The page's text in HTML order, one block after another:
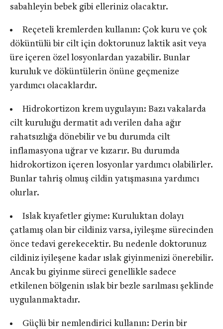
sabahleyin bebek gibi elleriniz olacaktır.
Reçeteli kremlerden kullanın: Çok kuru ve çok
döküntülü bir cilt için doktorunuz laktik asit veya
üre içeren özel losyonlardan yazabilir. Bunlar
kuruluk ve döküntülerin önüne geçmenize
yardımcı olacaklardır.
Hidrokortizon krem uygulayın: Bazı vakalarda
cilt kuruluğu dermatit adı verilen daha ağır
rahatsızlığa dönebilir ve bu durumda cilt
inflamasyona uğrar ve kızarır. Bu durumda
hidrokortizon içeren losyonlar yardımcı olabilirler.
Bunlar tahriş olmuş cildin yatışmasına yardımcı
olurlar.
Islak kıyafetler giyme: Kuruluktan dolayı
çatlamış olan bir cildiniz varsa, iyileşme sürecinden
önce tedavi gerekecektir. Bu nedenle doktorunuz
cildiniz iyileşene kadar ıslak giyinmenizi önerebilir.
Ancak bu giyinme süreci genellikle sadece
etkilenen bölgenin ıslak bir bezle sarılması şeklinde
uygulanmaktadır.
Güçlü bir nemlendirici kullanın: Derin bir